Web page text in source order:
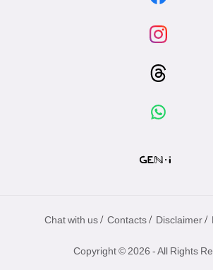
Chat with us / Contacts / Disclaimer /
Copyright © 2026 - All Rights